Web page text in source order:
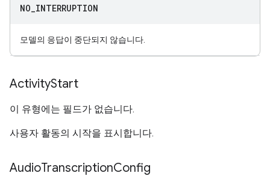
NO INTERRUPTION
모델의 응답이 중단되지 않습니다.
ActivityStart
이 유형에는 필드가 없습니다.
사용자 활동의 시작을 표시합니다.
AudioTranscriptionConfig